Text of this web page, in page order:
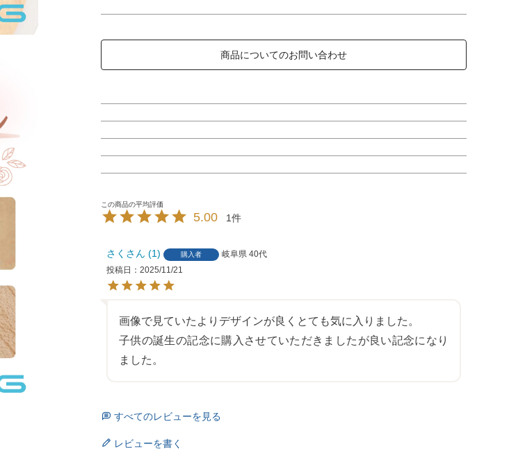
商品についてのお問い合わせ
5.00 1
さく 1 購入者 岐阜県 40代
投稿日
2025/11/21
画像で見ていたよりデザインが良くとても気に入りました。
子供の誕生の記念に購入させていただきましたが良い記念になり
ました。
すべてのレビューを見る
レビューを書く